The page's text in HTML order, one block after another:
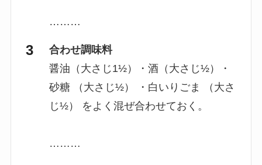
………
合わせ調味料
醤油（大さじ1½）・酒（大さじ½）・
砂糖 （大さじ½） ・白いりごま （大さ
じ½） をよく混ぜ合わせておく。
………